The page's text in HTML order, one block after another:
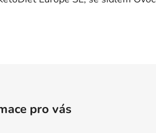
pro vás